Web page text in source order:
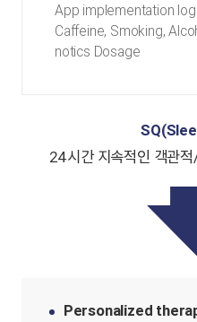
App implementation
Caffeine, Smoking,
notics Dosage
24시간 지속적인 객관
Personalized